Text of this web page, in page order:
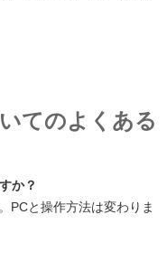
てのよくある
か？
PCと操作方法は変わりま